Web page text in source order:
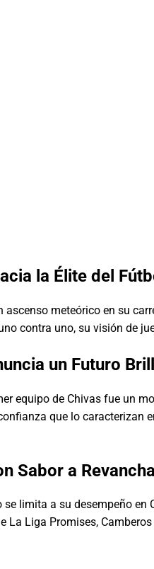
la Élite del
ascenso meteórico en su
contra uno, su visión de
un Futuro
equipo de Chivas fue un
que lo caracterizan
Sabor a Revancha
se limita a su desempeño
La Liga Promises,